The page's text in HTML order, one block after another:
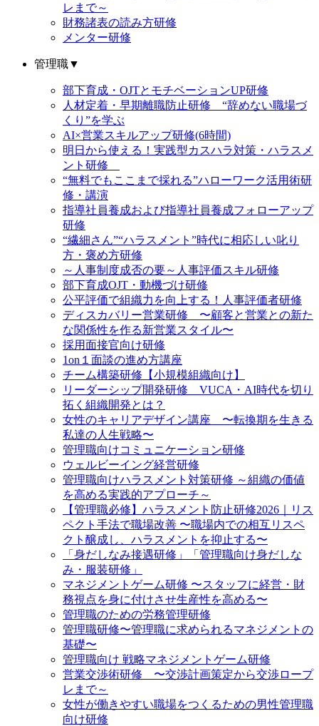
レまで～
財務諸表の読み方研修
メンター研修
管理職▼
部下育成・OJTとモチベーションUP研修
人材定着・早期離職防止研修 “辞めない職場づ
くり”を学ぶ
AI×営業スキルアップ研修(6時間)
明日から使える！実践型カスハラ対策・ハラスメ
ント研修
“無料でもここまで採れる”ハローワーク活用術研
修・講演
指導社員養成および指導社員養成フォローアップ
研修
“繊細さん”“ハラスメント”時代に相応しい叱り
方・褒め方研修
～人事制度成否の要～人事評価スキル研修
部下育成OJT・動機づけ研修
公平評価で組織力を向上する！人事評価者研修
ディスカバリー営業研修 〜顧客と営業との新た
な関係性を作る新営業スタイル〜
採用面接官向け研修
1on１面談の進め方講座
チーム構築研修【小規模組織向け】
リーダーシップ開発研修 VUCA・AI時代を切り
拓く組織開発とは？
女性のキャリアデザイン講座 〜転換期を生きる
私達の人生戦略〜
管理職向けコミュニケーション研修
ウェルビーイング経営研修
管理職向けハラスメント対策研修 ～組織の価値
を高める実践的アプローチ～
【管理職必修】ハラスメント防止研修2026｜リス
ペクト手法で職場改善 〜職場内での相互リスペ
クト醸成し、ハラスメントを抑止する〜
「身だしなみ接遇研修」「管理職向け身だしな
み・服装研修」
マネジメントゲーム研修 〜スタッフに経営・財
務視点を身に付けさせ生産性を高める〜
管理職のための労務管理研修
管理職研修〜管理職に求められるマネジメントの
基礎〜
管理職向け 戦略マネジメントゲーム研修
営業交渉術研修 〜交渉計画策定から交渉ロープ
レまで～
女性が働きやすい職場をつくるための男性管理職
向け研修